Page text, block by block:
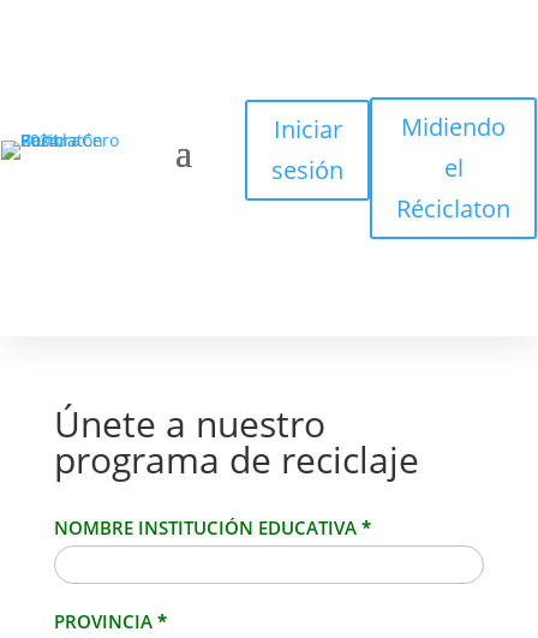
Iniciar
sesión
Midiendo
el
Réciclaton
Únete a nuestro
programa de reciclaje
Inscríbete
NOMBRE INSTITUCIÓN EDUCATIVA *
PROVINCIA *